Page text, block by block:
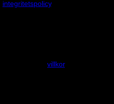
integritetspolicy.
villkor.